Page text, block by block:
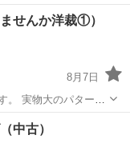
い致します。 ※一般
。 ※ペット飼ってま
せんか洋裁①）
8月7日
。 実物大のパターン
神経質の方はご遠慮
中古）